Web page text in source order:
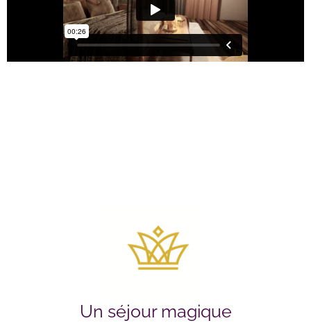
Un séjour magique